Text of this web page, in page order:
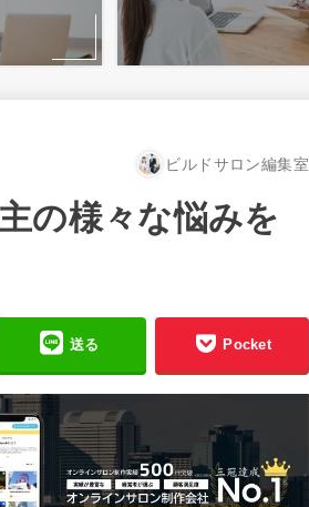
ビルドサロン編集室
の様々な悩みを
送る Pocket